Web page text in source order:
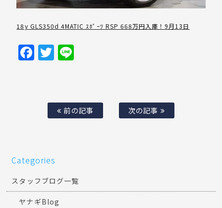
18y GLS350d 4MATIC ｽﾎﾟｰﾂ RSP 668万円入庫！9月13日
Facebook
Twitter
前の記事 次の記事
Categories
スタッフブログ一覧
ヤナギBlog